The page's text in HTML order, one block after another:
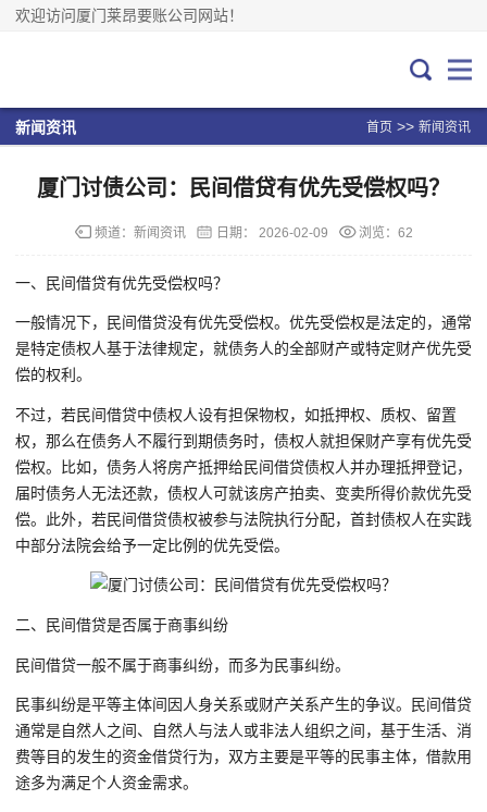
欢迎访问厦门莱昂要账公司网站！
首页 >> 新闻资讯
新闻资讯
厦门讨债公司：民间借贷有优先受偿权吗？
频道： 新闻资讯 日期： 2026-02-09 浏览：62
一、民间借贷有优先受偿权吗？
一般情况下，民间借贷没有优先受偿权。优先受偿权是法定的，通常
是特定债权人基于法律规定，就债务人的全部财产或特定财产优先受
偿的权利。
不过，若民间借贷中债权人设有担保物权，如抵押权、质权、留置
权，那么在债务人不履行到期债务时，债权人就担保财产享有优先受
偿权。比如，债务人将房产抵押给民间借贷债权人并办理抵押登记，
届时债务人无法还款，债权人可就该房产拍卖、变卖所得价款优先受
偿。此外，若民间借贷债权被参与法院执行分配，首封债权人在实践
中部分法院会给予一定比例的优先受偿。
二、民间借贷是否属于商事纠纷
民间借贷一般不属于商事纠纷，而多为民事纠纷。
民事纠纷是平等主体间因人身关系或财产关系产生的争议。民间借贷
通常是自然人之间、自然人与法人或非法人组织之间，基于生活、消
费等目的发生的资金借贷行为，双方主要是平等的民事主体，借款用
途多为满足个人资金需求。